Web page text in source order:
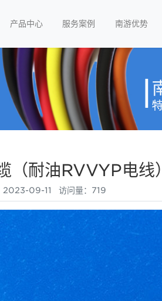
产品中心 服务案例 南游优势
（耐油RVVYP电线）
2023-09-11 访问量：719